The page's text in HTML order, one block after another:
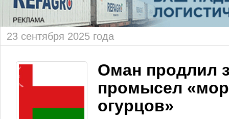
23 сентября 2025 года
Оман продлил
промысел
огурцов»